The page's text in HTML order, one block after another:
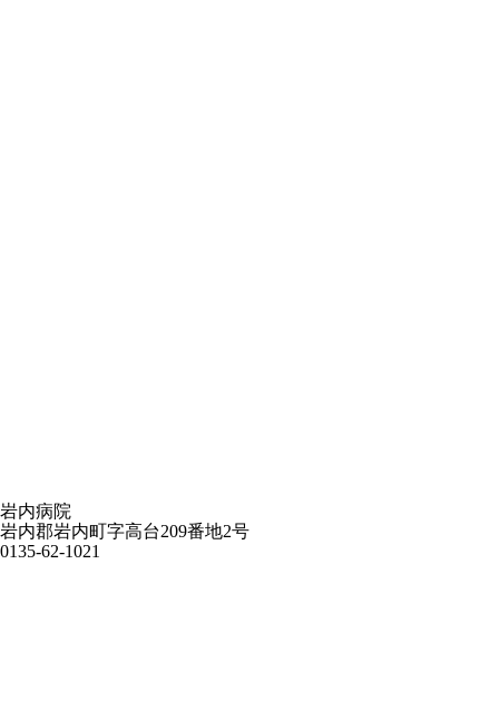
岩内病院
岩内郡岩内町字高台209番地2号
0135-62-1021